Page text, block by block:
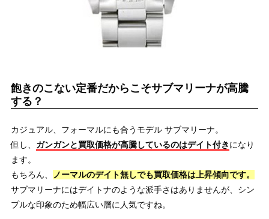
飽きのこない定番だからこそサブマリーナが高騰
する？
カジュアル、フォーマルにも合うモデル サブマリーナ。
但し、 ガンガンと買取価格が高騰しているのはデイト付きになり
ます。
もちろん、
ノーマルのデイト無しでも買取価格は上昇傾向です。
サブマリーナにはデイトナのような派手さはありませんが、シン
プルな印象のため幅広い層に人気ですね。